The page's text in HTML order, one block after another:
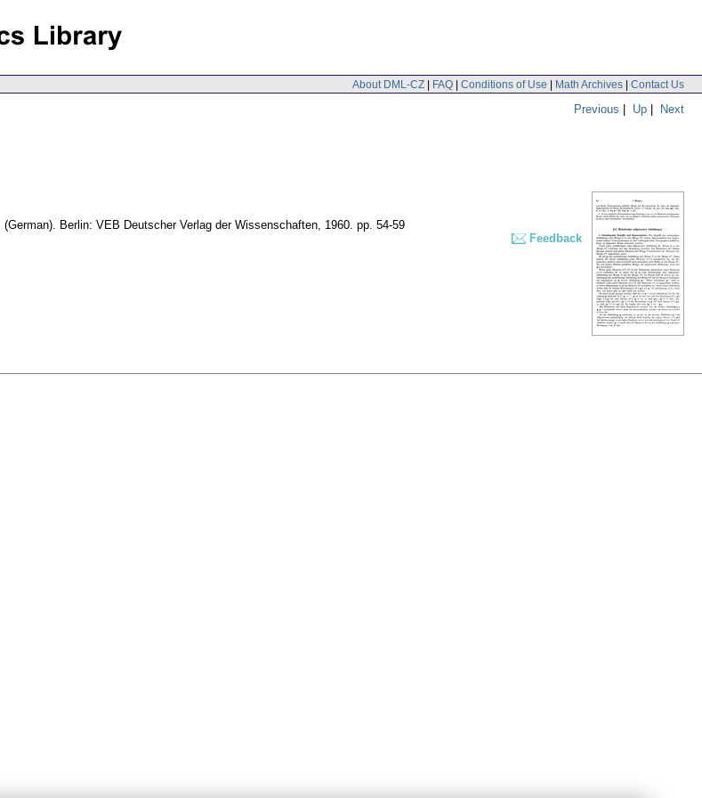
About DML-CZ | FAQ | Conditions of Use | Math Archives | Contact Us
Previous | Up | Next
(German). Berlin: VEB Deutscher Verlag der Wissenschaften, 1960. pp. 54-59
Feedback